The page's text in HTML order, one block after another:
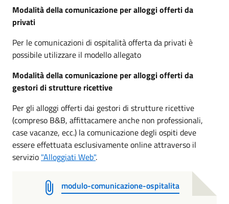
Modalità della comunicazione per alloggi offerti da
privati
Per le comunicazioni di ospitalità offerta da privati è
possibile utilizzare il modello allegato
Modalità della comunicazione per alloggi offerti da
gestori di strutture ricettive
Per gli alloggi offerti dai gestori di strutture ricettive
(compreso B&B, affittacamere anche non professionali,
case vacanze, ecc.) la comunicazione degli ospiti deve
essere effettuata esclusivamente online attraverso il
servizio "Alloggiati Web".
modulo-comunicazione-ospitalita